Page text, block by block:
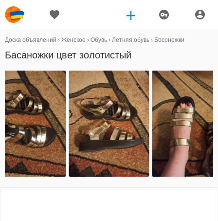
Доска объявлений › Женское › Обувь › Летняя обувь › Босоножки
Басаножки цвет золотистый